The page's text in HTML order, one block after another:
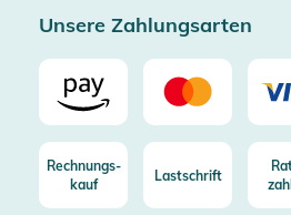
Unsere Zahlungsarten
Rechnungs-
kauf
Lastschrift